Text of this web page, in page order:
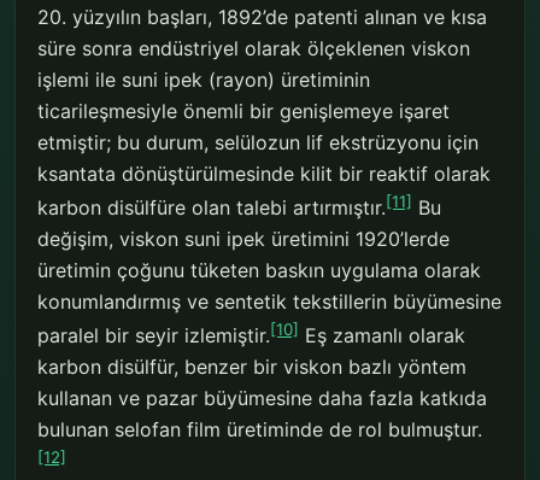
20. yüzyılın başları, 1892’de patenti alınan ve kısa
süre sonra endüstriyel olarak ölçeklenen viskon
işlemi ile suni ipek (rayon) üretiminin
ticarileşmesiyle önemli bir genişlemeye işaret
etmiştir; bu durum, selülozun lif ekstrüzyonu için
ksantata dönüştürülmesinde kilit bir reaktif olarak
karbon disülfüre olan talebi artırmıştır.[11] Bu
değişim, viskon suni ipek üretimini 1920’lerde
üretimin çoğunu tüketen baskın uygulama olarak
konumlandırmış ve sentetik tekstillerin büyümesine
paralel bir seyir izlemiştir.[10] Eş zamanlı olarak
karbon disülfür, benzer bir viskon bazlı yöntem
kullanan ve pazar büyümesine daha fazla katkıda
bulunan selofan film üretiminde de rol bulmuştur.
[12]